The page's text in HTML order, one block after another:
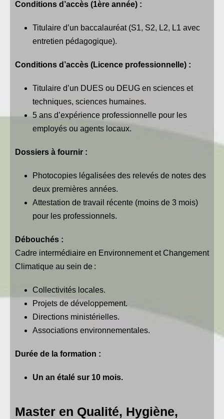
Conditions d’accès (1ère année) :
Titulaire d’un baccalauréat (S1, S2, L2, L1 avec
entretien pédagogique).
Conditions d’accès (Licence professionnelle) :
Titulaire d’un DUES ou DEUG en sciences et
techniques, sciences humaines.
5 ans d’expérience professionnelle pour les
employés ou agents locaux.
Dossiers à fournir :
Photocopies légalisées des relevés de notes des
deux premières années.
Attestation de travail récente (moins de 3 mois)
pour les professionnels.
Débouchés :
Cadre intermédiaire en Environnement et Changement
Climatique au sein de :
Collectivités locales.
Projets de développement.
Directions ministérielles.
Associations environnementales.
Durée de la formation :
Un an étalé sur 10 mois.
Master en Qualité, Hygiène,